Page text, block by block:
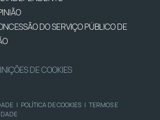
DO SERVIÇO PÚBLICO DE
DE COOKIES
| POLÍTICA DE COOKIES | TERMOS E